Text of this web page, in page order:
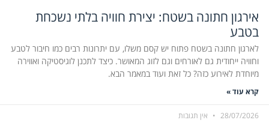
אירגון חתונה בשטח: יצירת חוויה בלתי נשכחת
בטבע
לארגון חתונה בשטח פתוח יש קסם משלו, עם יתרונות רבים כמו חיבור לטבע
וחוויה ייחודית גם לאורחים וגם לזוג המאושר. כיצד לתכנן לוגיסטיקה ואווירה
מיוחדת לאירוע כזה? כל זאת ועוד במאמר הבא.
קרא עוד »
28/07/2026 אין תגובות